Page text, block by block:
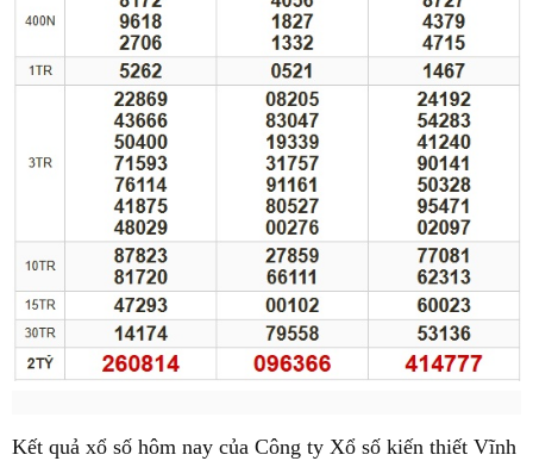
Kết quả xổ số hôm nay của Công ty Xổ số kiến thiết Vĩnh